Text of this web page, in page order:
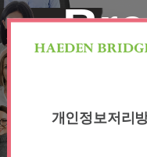
개인정보저리